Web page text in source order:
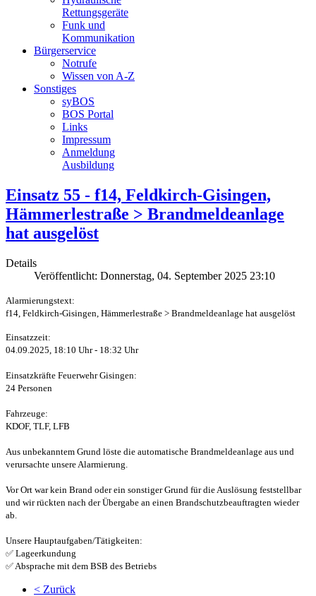
Rettungsgeräte
Funk und
Kommunikation
Bürgerservice
Notrufe
Wissen von A-Z
Sonstiges
syBOS
BOS Portal
Links
Impressum
Anmeldung
Ausbildung
Einsatz 55 - f14, Feldkirch-Gisingen,
Hämmerlestraße > Brandmeldeanlage
hat ausgelöst
Details
Veröffentlicht: Donnerstag, 04. September 2025 23:10
Alarmierungstext:
f14, Feldkirch-Gisingen, Hämmerlestraße > Brandmeldeanlage hat ausgelöst
Einsatzzeit:
04.09.2025, 18:10 Uhr - 18:32 Uhr
Einsatzkräfte Feuerwehr Gisingen:
24 Personen
Fahrzeuge:
KDOF, TLF, LFB
Aus unbekanntem Grund löste die automatische Brandmeldeanlage aus und
verursachte unsere Alarmierung.
Vor Ort war kein Brand oder ein sonstiger Grund für die Auslösung feststellbar
und wir rückten nach der Übergabe an einen Brandschutzbeauftragten wieder
ab.
Unsere Hauptaufgaben/Tätigkeiten:
✅ Lageerkundung
✅ Absprache mit dem BSB des Betriebs
< Zurück